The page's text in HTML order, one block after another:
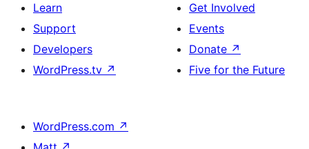
Learn
Support
Developers
WordPress.tv ↗
Get Involved
Events
Donate ↗
Five for the Future
WordPress.com ↗